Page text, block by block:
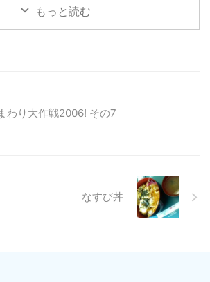
もっと読む
わり大作戦2006! その7
なすび丼